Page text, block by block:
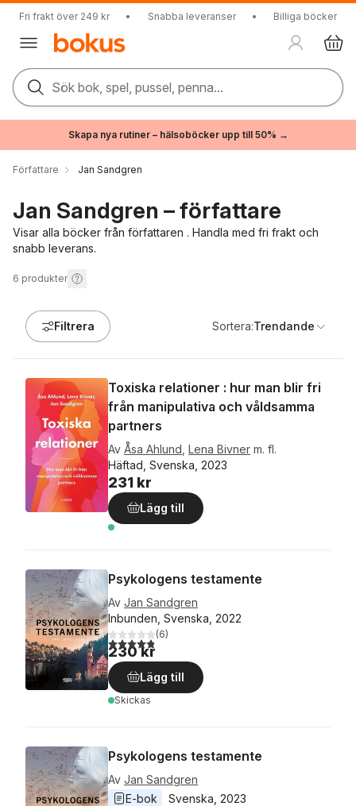
Fri frakt över 249 kr • Snabba leveranser • Billiga böcker
Sök bok, spel, pussel, penna...
Skapa nya rutiner – hälsoböcker upp till 50% →
Författare Jan Sandgren
Jan Sandgren – författare
Visar alla böcker från författaren . Handla med fri frakt och
snabb leverans.
6 produkter
Filtrera Sortera:Trendande
Toxiska relationer : hur man blir fri
från manipulativa och våldsamma
partners
Av Åsa Ahlund Lena Bivner m. fl.
Häftad, Svenska, 2023
231 kr
Lägg till
Psykologens testamente
Av Jan Sandgren
Inbunden, Svenska, 2022
4,8utav 5 stjärnor. Totalt antal röster:
(6)
230 kr
Lägg till
Skickas
Psykologens testamente
Av Jan Sandgren
E-bok
Svenska 2023